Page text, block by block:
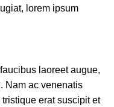
lorem ipsum
laoreet augue,
Nam ac venenatis
erat suscipit et